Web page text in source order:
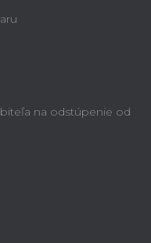
na odstúpenie od